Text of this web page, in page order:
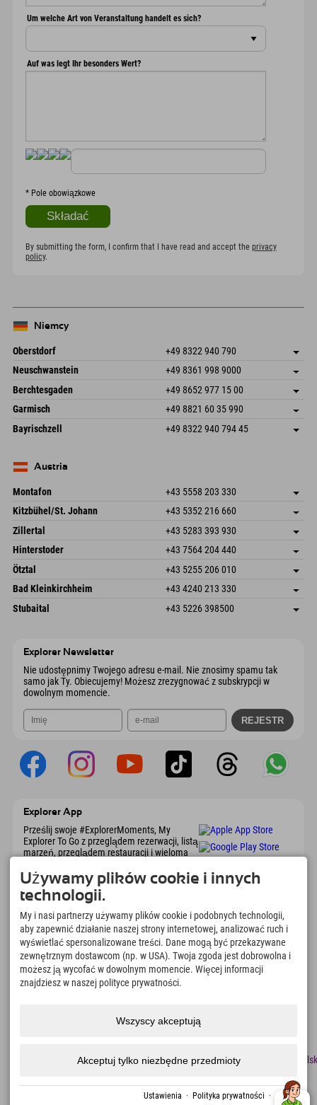
Um welche Art von Veranstaltung handelt es sich?
Auf was legt Ihr besonders Wert?
* Pole obowiązkowe
By submitting the form, I confirm that I have read and accept the privacy
policy.
Niemcy
Oberstdorf +49 8322 940 790
An der Breitach 3
Niemcy
Zapisz adres
Książka
Neuschwanstein +49 8361 998 9000
An der Riese 45
87484 Nesselwang im Allgäu
Niemcy
Zapisz adres
Informacje o przyjeździe
Książka
Berchtesgaden +49 8652 977 15 00
Hofreitstr. 7
Niemcy
Zapisz adres
Książka
Garmisch +49 8821 60 35 990
Frickenstraße 22
82490 Farchant
Zapisz adres
Informacje o przyjeździe
Bayrischzell +49 8322 940 794 45
NiemcyAustria
Montafon +43 5558 203 330
Dorfstr. 127b
6793 Gaschurn/Montafon
Austria
Zapisz adres
Książka
Kitzbühel/St. Johann +43 5352 216 660
Speckbacherstraße 87
6380 St. Johann in Tirol
Austria
Zapisz adres
Informacje o przyjeździe
Książka
Zillertal +43 5283 393 930
Schmiedau 2
Austria
Zapisz adres
Książka
Hinterstoder +43 7564 204 440
Freizeitpark 10
4573 Hinterstoder
Austria
Zapisz adres
Informacje o przyjeździe
Książka
Ötztal +43 5255 206 010
Gscheat 14
Austria
Zapisz adres
Książka
Bad Kleinkirchheim +43 4240 213 330
Dorfstraße 24
9546 Bad Kleinkirchheim
Zapisz adres
Informacje o przyjeździe
Stubaital +43 5226 398500
Explorer Newsletter
Nie udostępnimy Twojego adresu e-mail. Nie znosimy spamu tak
samo jak Ty. Obiecujemy! Możesz zrezygnować z subskrypcji w
dowolnym momencie.
Explorer App
Prześlij swoje #ExplorerMoments, My
Explorer To Go z przeglądem rezerwacji, listą
marzeń, przeglądem restauracji i wieloma
Czas na chwile odkrywcy
166
Jeziora górskie i baseny
rekreacyjne
4.634km
Stoki do jazdy na nartach i
snowboardzie
8.991km
Szlaki do pieszych
wędrówek i wspinaczki
97%
Dostępność naciskać Certyfikaty
rozwoju
Używamy plików cookie i innych
technologii.
My i nasi partnerzy używamy plików cookie i podobnych technologii,
aby zapewnić działanie naszej strony internetowej, analizować ruch i
wyświetlać spersonalizowane treści. Dane mogą być przekazywane
zewnętrznym dostawcom (np. w USA). Twoja zgoda jest dobrowolna i
możesz ją wycofać w dowolnym momencie. Więcej informacji
znajdziesz w naszej polityce prywatności.
Wszyscy akceptują
Akceptuj tylko niezbędne przedmioty
Ustawienia · Polityka prywatności · odcisk